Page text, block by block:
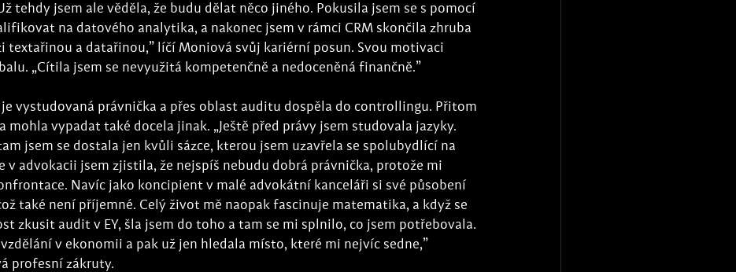
tehdy jsem ale věděla, že budu dělat něco jiného. Pokusila jsem se s pomocí
na datového analytika, a nakonec jsem v rámci CRM skončila zhruba
textařinou a datařinou,” líčí Moniová svůj kariérní posun. Svou motivaci
„Cítila jsem se nevyužitá kompetenčně a nedoceněná finančně.”
je vystudovaná právnička a přes oblast auditu dospěla do controllingu. Přitom
mohla vypadat také docela jinak. „Ještě před právy jsem studovala jazyky.
jsem se dostala jen kvůli sázce, kterou jsem uzavřela se spolubydlící na
v advokacii jsem zjistila, že nejspíš nebudu dobrá právnička, protože mi
Navíc jako koncipient v malé advokátní kanceláři si své působení
také není příjemné. Celý život mě naopak fascinuje matematika, a když se
zkusit audit v EY, šla jsem do toho a tam se mi splnilo, co jsem potřebovala.
v ekonomii a pak už jen hledala místo, které mi nejvíc sedne,”
profesní zákruty.